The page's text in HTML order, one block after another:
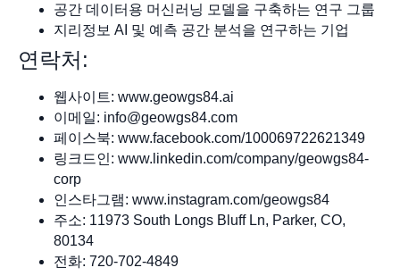
공간 데이터용 머신러닝 모델을 구축하는 연구 그룹
지리정보 AI 및 예측 공간 분석을 연구하는 기업
연락처:
웹사이트: www.geowgs84.ai
이메일: info@geowgs84.com
페이스북: www.facebook.com/100069722621349
링크드인: www.linkedin.com/company/geowgs84-
corp
인스타그램: www.instagram.com/geowgs84
주소: 11973 South Longs Bluff Ln, Parker, CO,
80134
전화: 720-702-4849